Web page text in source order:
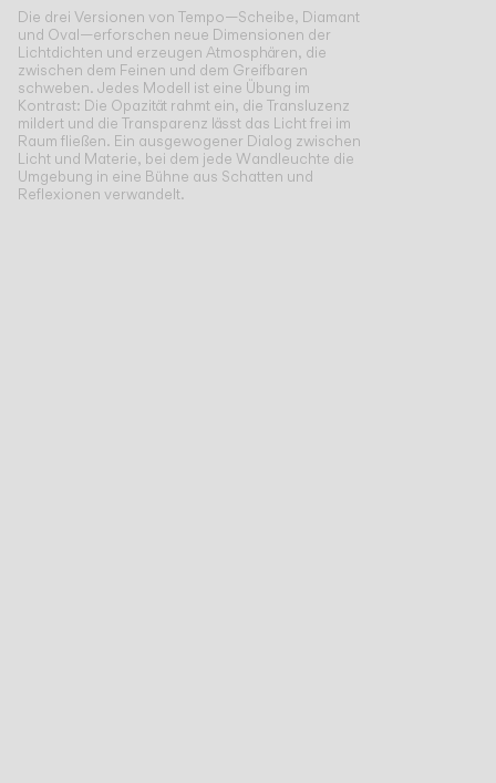
Die drei Versionen von Tempo—Scheibe, Diamant
und Oval—erforschen neue Dimensionen der
Lichtdichten und erzeugen Atmosphären, die
zwischen dem Feinen und dem Greifbaren
schweben. Jedes Modell ist eine Übung im
Kontrast: Die Opazität rahmt ein, die Transluzenz
mildert und die Transparenz lässt das Licht frei im
Raum fließen. Ein ausgewogener Dialog zwischen
Licht und Materie, bei dem jede Wandleuchte die
Umgebung in eine Bühne aus Schatten und
Reflexionen verwandelt.